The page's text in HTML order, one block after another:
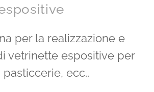
per la realizzazione e
vetrinette espositive per
pasticcerie, ecc..